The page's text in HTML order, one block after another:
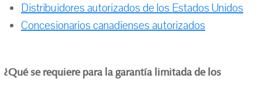
Distribuidores autorizados de los Estados Unidos
Concesionarios canadienses autorizados
¿Qué se requiere para la garantía limitada de los